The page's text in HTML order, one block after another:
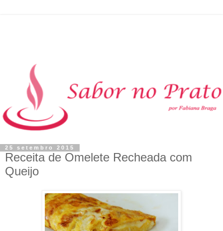
25 setembro 2015
Receita de Omelete Recheada com
Queijo